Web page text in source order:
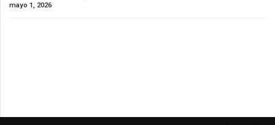
mayo 1, 2026